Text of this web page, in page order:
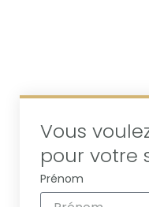
Vous
pour votre
Prénom